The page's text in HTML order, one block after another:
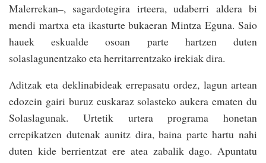
Male­rrekan–, sagardotegira irteera, udaberri aldera­ bi
mendi martxa­ eta ikasturte bukaeran Mintza Eguna. Saio
hauek eskualde osoan parte har­tzen duten
solaslagunentzako eta he­rrita­rren­tzako irekiak dira­.
Aditzak eta deklinabideak erre­pasatu ordez, lagun artean
edozein gairi buruz euskaraz solasteko aukera ematen du
Solaslagunak. Urtetik urtera progra­ma honetan
errepikatzen dutenak aunitz dira, baina parte hartu nahi
duten kide berrien­tzat ere atea zabalik dago. Apuntatu